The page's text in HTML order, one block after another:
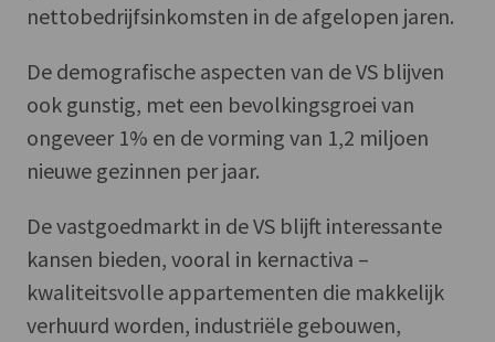
nettobedrijfsinkomsten in de afgelopen jaren.
De demografische aspecten van de VS blijven
ook gunstig, met een bevolkingsgroei van
ongeveer 1% en de vorming van 1,2 miljoen
nieuwe gezinnen per jaar.
De vastgoedmarkt in de VS blijft interessante
kansen bieden, vooral in kernactiva –
kwaliteitsvolle appartementen die makkelijk
verhuurd worden, industriële gebouwen,